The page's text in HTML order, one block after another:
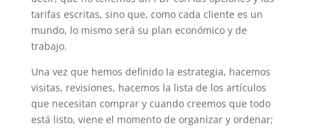
tarifas escritas, sino que, como cada cliente es un
mundo, lo mismo será su plan económico y de
trabajo.
Una vez que hemos definido la estrategia, hacemos
visitas, revisiones, hacemos la lista de los artículos
que necesitan comprar y cuando creemos que todo
está listo, viene el momento de organizar y ordenar;